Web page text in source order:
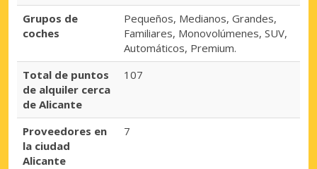
Grupos de
coches
Pequeños, Medianos, Grandes,
Familiares, Monovolúmenes, SUV,
Automáticos, Premium.
Total de puntos
de alquiler cerca
de Alicante
107
Proveedores en
la ciudad
Alicante
7